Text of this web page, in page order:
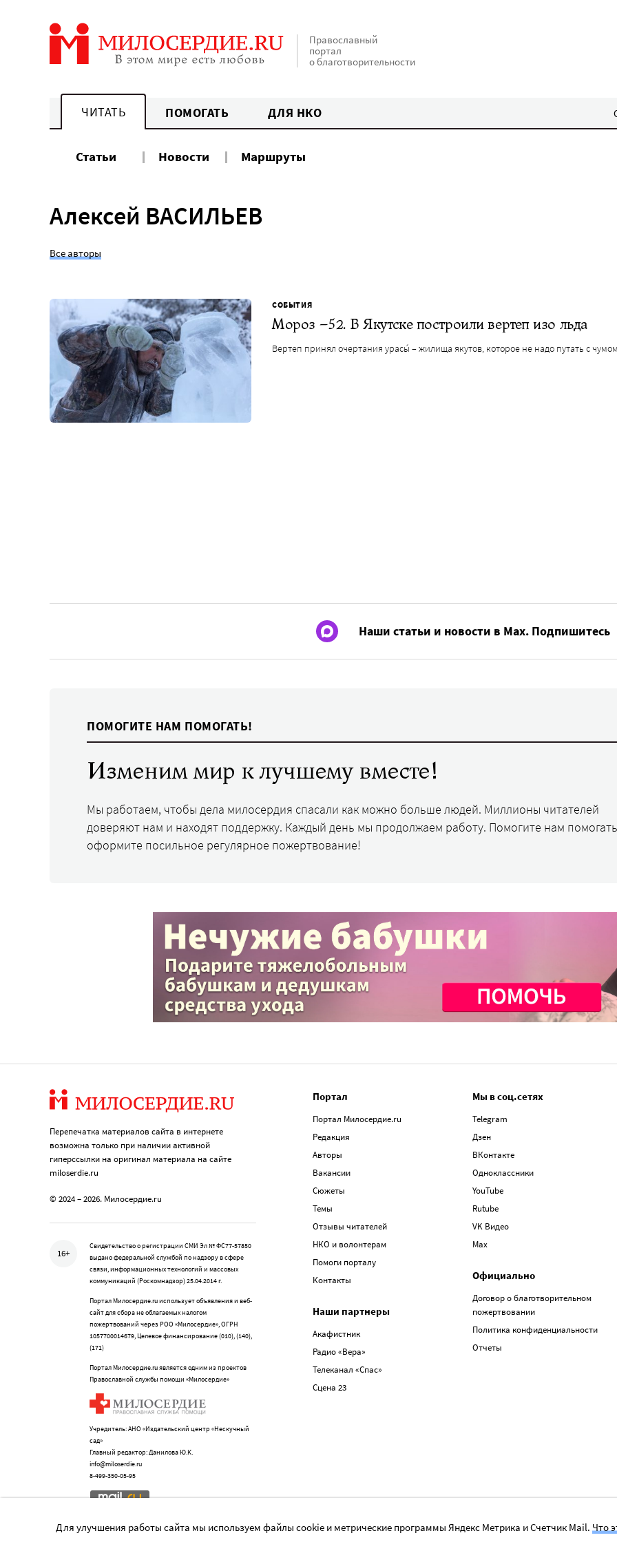
Православный
портал
о благотворительности
ЧИТАТЬ ПОМОГАТЬ ДЛЯ НКО
Статьи Новости Маршруты
Алексей ВАСИЛЬЕВ
Все авторы
СОБЫТИЯ
Мороз –52. В Якутске построили вертеп изо льда
Вертеп принял очертания урасы́ – жилища якутов, которое не надо путать с
Наши статьи и новости в Max. Подпишитесь
ПОМОГИТЕ НАМ ПОМОГАТЬ!
Изменим мир к лучшему вместе!
Мы работаем, чтобы дела милосердия спасали как можно больше людей. Миллионы читателей
доверяют нам и находят поддержку. Каждый день мы продолжаем работу. Помогите нам
оформите посильное регулярное пожертвование!
Перепечатка материалов сайта в интернете
возможна только при наличии активной
гиперссылки на оригинал материала на сайте
miloserdie.ru
© 2024 – 2026. Милосердие.ru
16+
Свидетельство о регистрации СМИ Эл № ФС77-57850
выдано федеральной службой по надзору в сфере
связи, информационных технологий и массовых
коммуникаций (Роскомнадзор) 25.04.2014 г.
Портал Милосердие.ru использует объявления и веб-
сайт для сбора не облагаемых налогом
пожертвований через РОО «Милосердие», ОГРН
1057700014679, Целевое финансирование (010), (140),
(171)
Портал Милосердие.ru является одним из проектов
Православной службы помощи «Милосердие»
Учредитель: АНО «Издательский центр «Нескучный
сад»
Главный редактор: Данилова Ю.К.
info@miloserdie.ru
8-499-350-05-95
Портал
Портал Милосердие.ru
Редакция
Авторы
Вакансии
Сюжеты
Темы
Отзывы читателей
НКО и волонтерам
Помоги порталу
Контакты
Наши партнеры
Акафистник
Радио «Вера»
Телеканал «Спас»
Сцена 23
Мы в соц.сетях
Telegram
Дзен
ВКонтакте
Одноклассники
YouTube
Rutube
VK Видео
Max
Официально
Договор о благотворительном
пожертвовании
Политика конфиденциальности
Отчеты
Для улучшения работы сайта мы используем файлы cookie и метрические программы Яндекс Метрика и Счетчик Mail.Что